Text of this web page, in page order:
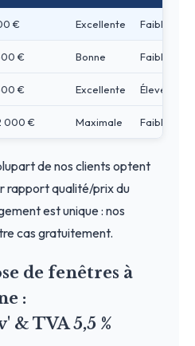
€ Excellente Faible
€ Bonne Faible
€ Excellente Élevé
000 € Maximale Faible
de nos clients optent
rapport qualité/prix du
est unique : nos
cas gratuitement.
de fenêtres à
:
& TVA 5,5 %